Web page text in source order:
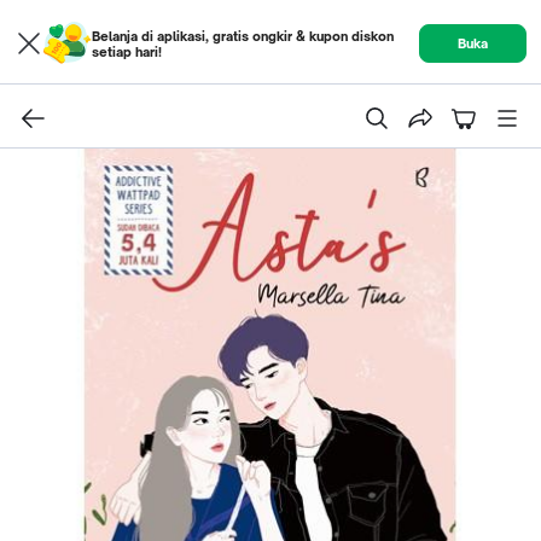
Belanja di aplikasi, gratis ongkir & kupon diskon
setiap hari!
Buka